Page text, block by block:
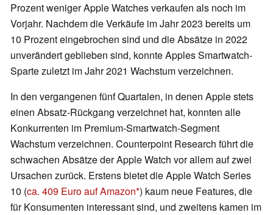
Prozent weniger Apple Watches verkaufen als noch im
Vorjahr. Nachdem die Verkäufe im Jahr 2023 bereits um
10 Prozent eingebrochen sind und die Absätze in 2022
unverändert geblieben sind, konnte Apples Smartwatch-
Sparte zuletzt im Jahr 2021 Wachstum verzeichnen.
In den vergangenen fünf Quartalen, in denen Apple stets
einen Absatz-Rückgang verzeichnet hat, konnten alle
Konkurrenten im Premium-Smartwatch-Segment
Wachstum verzeichnen. Counterpoint Research führt die
schwachen Absätze der Apple Watch vor allem auf zwei
Ursachen zurück. Erstens bietet die Apple Watch Series
10 (ca. 409 Euro auf Amazon ) kaum neue Features, die
für Konsumenten interessant sind, und zweitens kamen im